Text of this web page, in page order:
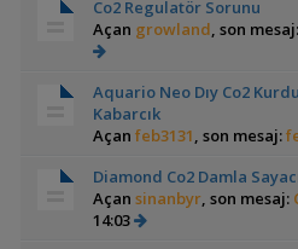
Co2 Regulatör Sorunu
Açan growland, son mesaj:
Aquario Neo Dıy Co2
Kabarcık
Açan feb3131, son mesaj:
Diamond Co2 Damla
Açan sinanbyr, son mesaj:
14:03